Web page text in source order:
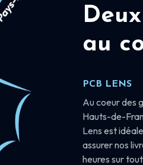
Deux
au
PCB LENS
Au coeur des
Hauts-de-
Lens est
assurer nos
heures sur